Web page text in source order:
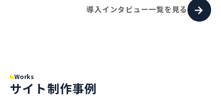
導入インタビュー一覧を見る
Works
サイト制作事例